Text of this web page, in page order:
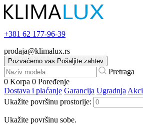
+381 62 177-96-39
prodaja@klimalux.rs
Pozvaćemo vas Pošaljite zahtev
Pretraga
0 Korpa 0 Poređenje
Dostava i plaćanje Garancija Ugradnja
Ukažite površinu prostorije:
Ukažite površinu sobe.